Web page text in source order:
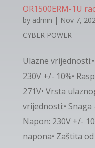
OR1500ERM-1U
by admin | Nov 7,
CYBER POWER
Ulazne
230V +/- 10%•
271V• Vrsta
vrijednosti:• Snaga
Napon: 230V +/-
napona• Zaštita